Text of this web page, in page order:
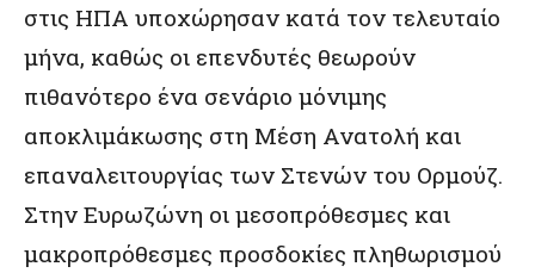
στις ΗΠΑ υποχώρησαν κατά τον τελευταίο
μήνα, καθώς οι επενδυτές θεωρούν
πιθανότερο ένα σενάριο μόνιμης
αποκλιμάκωσης στη Μέση Ανατολή και
επαναλειτουργίας των Στενών του Ορμούζ.
Στην Ευρωζώνη οι μεσοπρόθεσμες και
μακροπρόθεσμες προσδοκίες πληθωρισμού